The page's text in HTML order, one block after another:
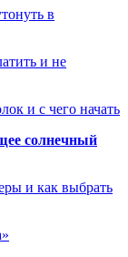
в
и не
и с чего начать
солнечный
и как выбрать